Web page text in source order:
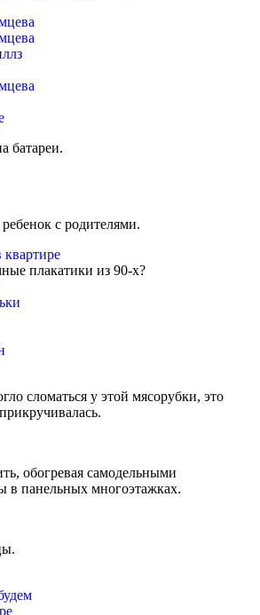
батареи.
с родителями.
плакатики из 90-х?
сломаться у этой мясорубки, это
обогревая самодельными
в панельных многоэтажках.